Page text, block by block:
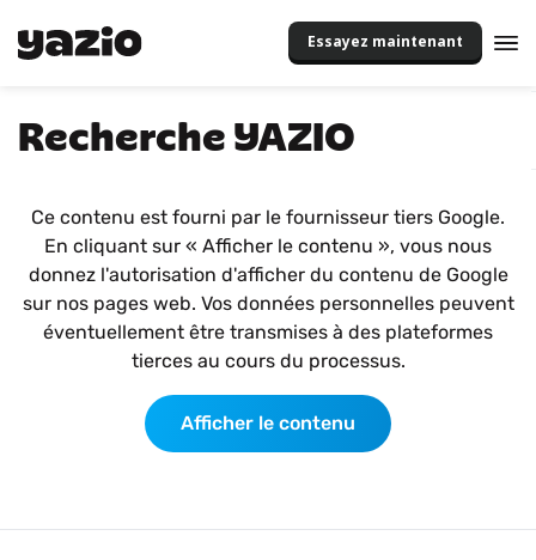
Essayez maintenant
Recherche YAZIO
Ce contenu est fourni par le fournisseur tiers Google.
En cliquant sur « Afficher le contenu », vous nous
donnez l'autorisation d'afficher du contenu de Google
sur nos pages web. Vos données personnelles peuvent
éventuellement être transmises à des plateformes
tierces au cours du processus.
Afficher le contenu